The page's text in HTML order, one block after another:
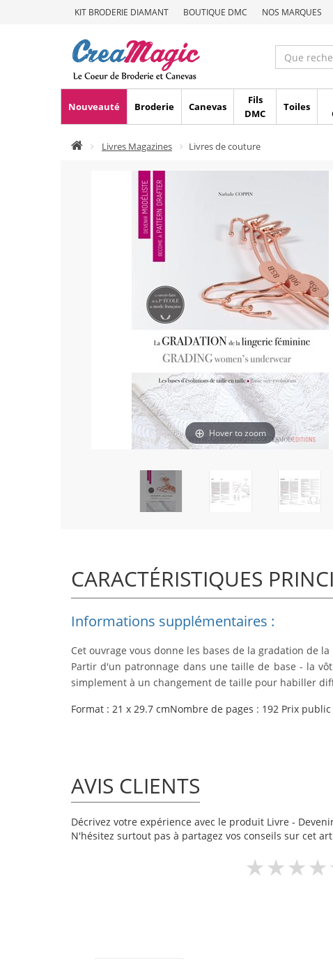
KIT BRODERIE DIAMANT BOUTIQUE DMC NOS MARQUES
Nouveauté Broderie Canevas
Fils
DMC
Toiles
Livres Magazines Livres de couture
Hover to zoom
CARACTÉRISTIQUES
Informations supplémentaires :
Cet ouvrage vous donne les bases de la gradation de
Partir d'un patronnage dans une taille de base - la
simplement à un changement de taille pour habiller
Format : 21 x 29.7 cmNombre de pages : 192 Prix public
AVIS CLIENTS
Décrivez votre expérience avec le produit Livre -
N'hésitez surtout pas à partagez vos conseils sur cet